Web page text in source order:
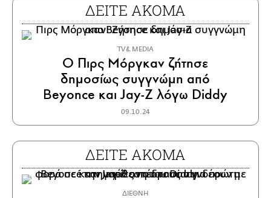
ΔΕΙΤΕ ΑΚΟΜΑ
TV & MEDIA
Ο Πιρς Μόργκαν ζήτησε
δημοσίως συγγνώμη από
Beyonce και Jay-Z λόγω Diddy
09.10.24
ΔΕΙΤΕ ΑΚΟΜΑ
ΔΙΕΘΝΗ